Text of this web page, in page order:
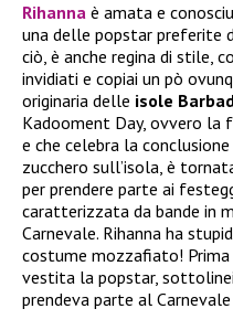
Rihanna è amata e
una delle popstar preferite
ciò, è anche regina di stile,
invidiati e copiai un pò
originaria delle isole
Kadooment Day, ovvero la
e che celebra la
zucchero sull’isola, è
per prendere parte ai
caratterizzata da bande in
Carnevale. Rihanna ha
costume mozzafiato! Prima
vestita la popstar,
prendeva parte al